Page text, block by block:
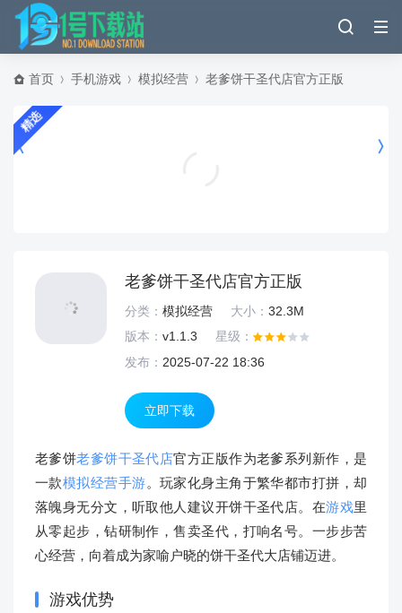
首页 手机游戏 模拟经营 老爹饼干圣代店官方正版
精选
老爹饼干圣代店官方正版
分类： 模拟经营 大小： 32.3M
版本： v1.1.3
星级：
发布： 2025-07-22 18:36
立即下载
老爹饼老爹饼干圣代店官方正版作为老爹系列新作，是
一款模拟经营手游。玩家化身主角于繁华都市打拼，却
落魄身无分文，听取他人建议开饼干圣代店。在游戏里
从零起步，钻研制作，售卖圣代，打响名号。一步步苦
心经营，向着成为家喻户晓的饼干圣代大店铺迈进。
游戏优势